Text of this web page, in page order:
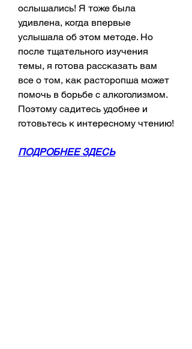
ослышались! Я тоже была
удивлена, когда впервые
услышала об этом методе. Но
после тщательного изучения
темы, я готова рассказать вам
все о том, как расторопша может
помочь в борьбе с алкоголизмом.
Поэтому садитесь удобнее и
готовьтесь к интересному чтению!
ПОДРОБНЕЕ ЗДЕСЬ